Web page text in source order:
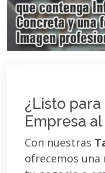
¿Listo
Empresa
Con nuestras
ofrecemos